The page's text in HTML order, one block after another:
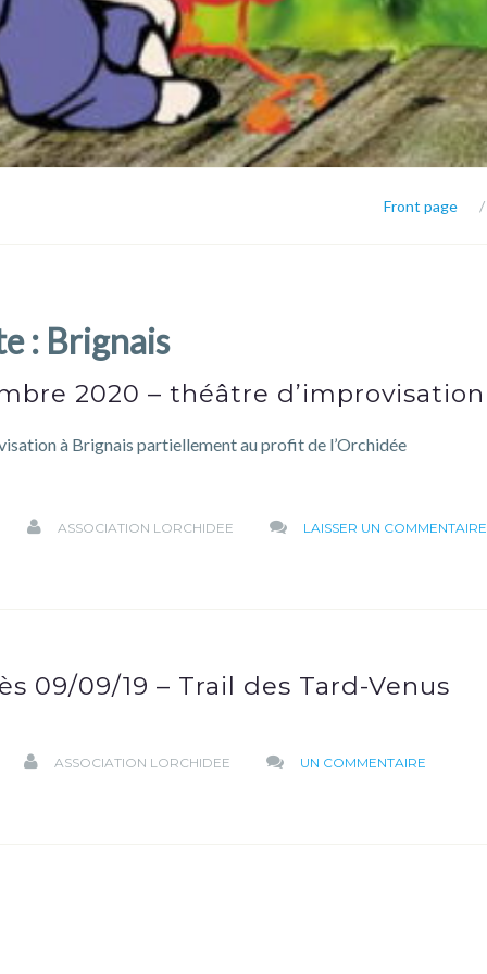
Front page /
: Brignais
2020 – théâtre d’improvisation
à Brignais partiellement au profit de l’Orchidée
ASSOCIATION LORCHIDEE LAISSER UN COMMENTAIRE
09/09/19 – Trail des Tard-Venus
ASSOCIATION LORCHIDEE UN COMMENTAIRE